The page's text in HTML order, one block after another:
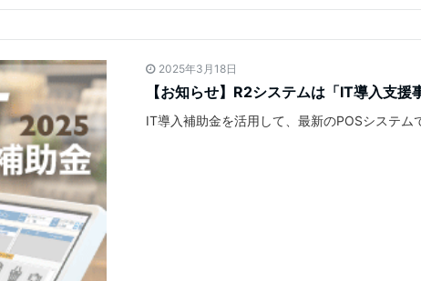
2025年3月18日
【お知らせ】R2システムは「IT導入支援
IT導入補助金を活用して、最新のPOSシステ